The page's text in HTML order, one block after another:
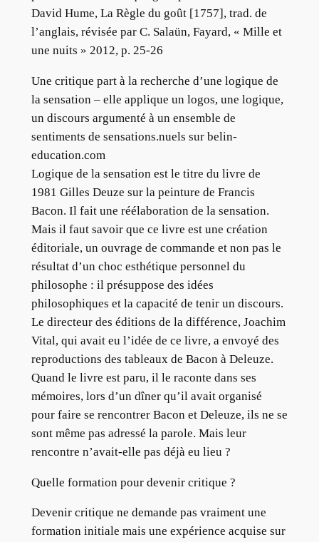
David Hume, La Règle du goût [1757], trad. de
l’anglais, révisée par C. Salaün, Fayard, « Mille et
une nuits » 2012, p. 25-26
Une critique part à la recherche d’une logique de
la sensation – elle applique un logos, une logique,
un discours argumenté à un ensemble de
sentiments de sensations.nuels sur belin-
education.com
Logique de la sensation est le titre du livre de
1981 Gilles Deuze sur la peinture de Francis
Bacon. Il fait une réélaboration de la sensation.
Mais il faut savoir que ce livre est une création
éditoriale, un ouvrage de commande et non pas le
résultat d’un choc esthétique personnel du
philosophe : il présuppose des idées
philosophiques et la capacité de tenir un discours.
Le directeur des éditions de la différence, Joachim
Vital, qui avait eu l’idée de ce livre, a envoyé des
reproductions des tableaux de Bacon à Deleuze.
Quand le livre est paru, il le raconte dans ses
mémoires, lors d’un dîner qu’il avait organisé
pour faire se rencontrer Bacon et Deleuze, ils ne se
sont même pas adressé la parole. Mais leur
rencontre n’avait-elle pas déjà eu lieu ?
Quelle formation pour devenir critique ?
Devenir critique ne demande pas vraiment une
formation initiale mais une expérience acquise sur